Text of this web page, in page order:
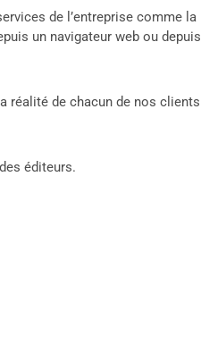
de l’entreprise comme la
un navigateur web ou depuis
réalité de chacun de nos clients
éditeurs.